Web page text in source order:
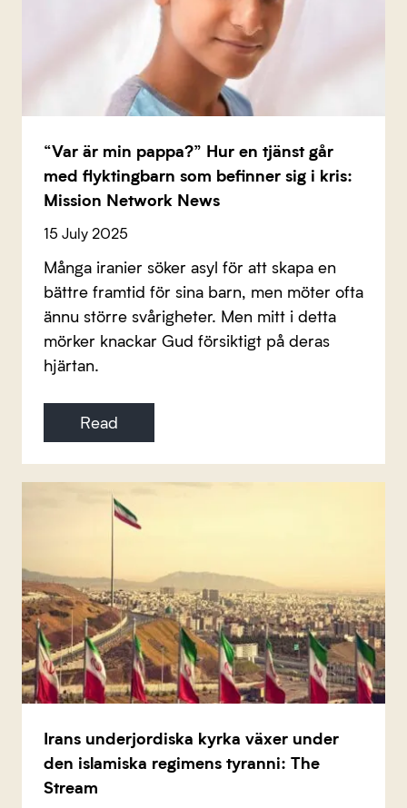
“Var är min pappa?” Hur en tjänst går
med flyktingbarn som befinner sig i kris:
Mission Network News
15 July 2025
Många iranier söker asyl för att skapa en
bättre framtid för sina barn, men möter ofta
ännu större svårigheter. Men mitt i detta
mörker knackar Gud försiktigt på deras
hjärtan.
Read
Irans underjordiska kyrka växer under
den islamiska regimens tyranni: The
Stream